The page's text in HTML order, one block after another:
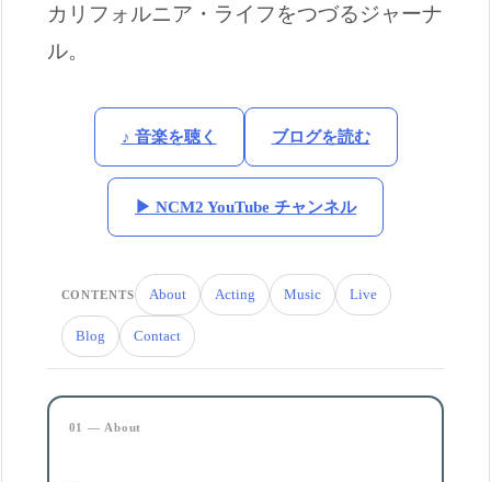
カリフォルニア・ライフをつづるジャーナ
ル。
♪ 音楽を聴く ブログを読む
▶ NCM2 YouTube チャンネル
CONTENTS About Acting Music Live
Blog Contact
01 — About